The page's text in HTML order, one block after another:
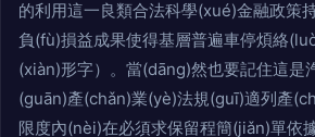
的利用這一良類合法科學(xué)金融政策
負(fù)損益成果使得基層普遍車停煩絡
(xiàn)形字）。當(dāng)然也要記住這是
(guān)產(chǎn)業(yè)法規(guī)適列產
限度內(nèi)在必須求保留程簡(jiǎn)單依